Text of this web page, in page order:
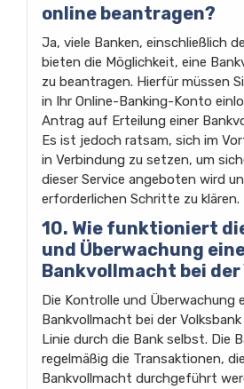
online beantragen?
Ja, viele Banken, einschließlich
bieten die Möglichkeit, eine
zu beantragen. Hierfür müssen
in Ihr Online-Banking-Konto
Antrag auf Erteilung einer
Es ist jedoch ratsam, sich im
in Verbindung zu setzen, um
dieser Service angeboten wird
erforderlichen Schritte zu klären.
10. Wie funktioniert
und Überwachung
Bankvollmacht bei der
Die Kontrolle und Überwachung
Bankvollmacht bei der
Linie durch die Bank selbst. Die
regelmäßig die Transaktionen,
Bankvollmacht durchgeführt